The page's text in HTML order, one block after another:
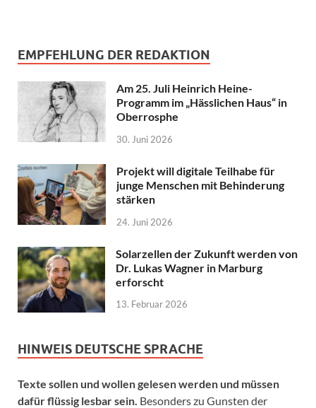
EMPFEHLUNG DER REDAKTION
Am 25. Juli Heinrich Heine-
Programm im „Hässlichen Haus“ in
Oberrosphe
30. Juni 2026
Projekt will digitale Teilhabe für
junge Menschen mit Behinderung
stärken
24. Juni 2026
Solarzellen der Zukunft werden von
Dr. Lukas Wagner in Marburg
erforscht
13. Februar 2026
HINWEIS DEUTSCHE SPRACHE
Texte sollen und wollen gelesen werden und müssen
dafür flüssig lesbar sein. Besonders zu Gunsten der